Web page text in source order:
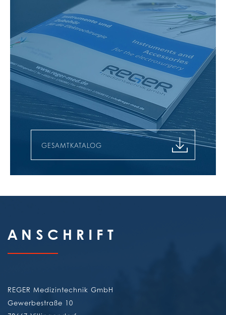
GESAMTKATALOG
ANSCHRIFT
REGER Medizintechnik GmbH
Gewerbestraße 10